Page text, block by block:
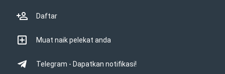
Daftar
Muat naik pelekat anda
Telegram - Dapatkan notifikasi!